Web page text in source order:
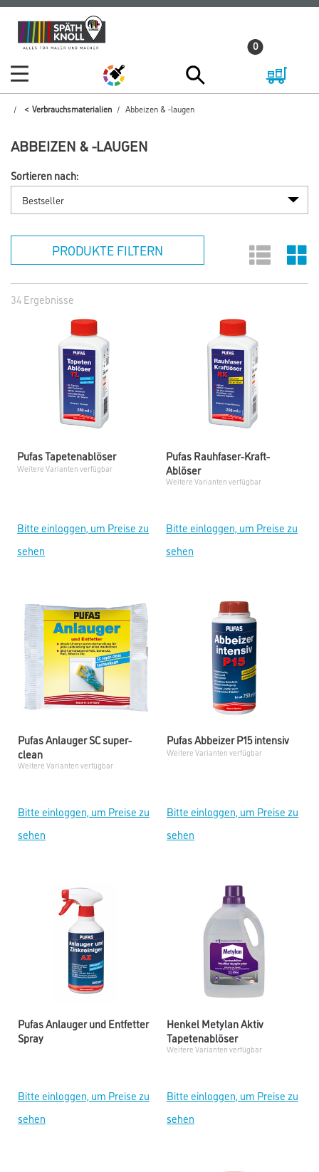
Zum
Inhalt
Zum
Navigationsmenü
0
Verbrauchsmaterialien Abbeizen & -laugen
ABBEIZEN & -LAUGEN
Sortieren nach:
PRODUKTE FILTERN
34 Ergebnisse
Pufas Tapetenablöser
Weitere Varianten verfügbar
Bitte einloggen, um Preise zu
sehen
Pufas Rauhfaser-Kraft-
Ablöser
Weitere Varianten verfügbar
Bitte einloggen, um Preise zu
sehen
Pufas Anlauger SC super-
clean
Weitere Varianten verfügbar
Bitte einloggen, um Preise zu
sehen
Pufas Abbeizer P15 intensiv
Weitere Varianten verfügbar
Bitte einloggen, um Preise zu
sehen
Pufas Anlauger und Entfetter
Spray
Bitte einloggen, um Preise zu
sehen
Henkel Metylan Aktiv
Tapetenablöser
Weitere Varianten verfügbar
Bitte einloggen, um Preise zu
sehen